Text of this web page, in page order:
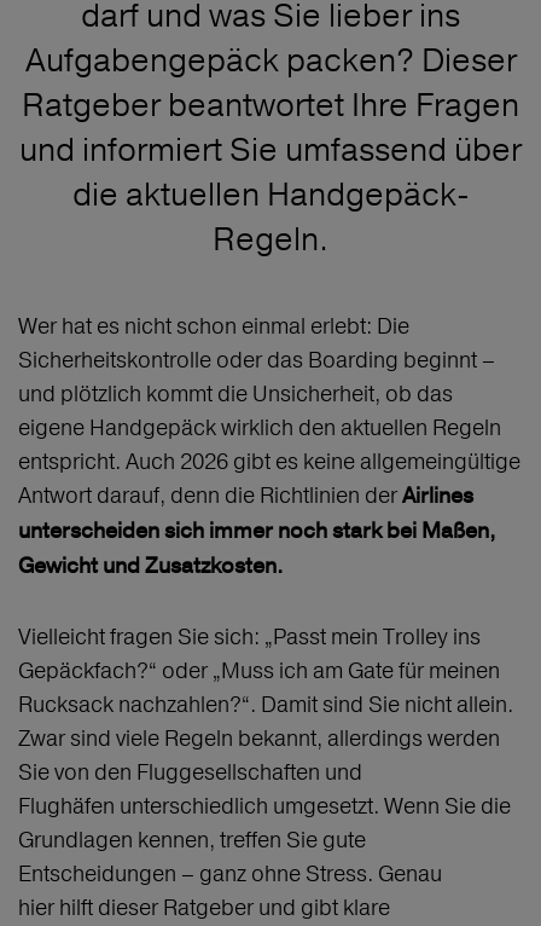
darf und was Sie lieber ins
Aufgabengepäck packen? Dieser
Ratgeber beantwortet Ihre Fragen
und informiert Sie umfassend über
die aktuellen Handgepäck-
Regeln.
Wer hat es nicht schon einmal erlebt: Die
Sicherheitskontrolle oder das Boarding beginnt –
und plötzlich kommt die Unsicherheit, ob das
eigene Handgepäck wirklich den aktuellen Regeln
entspricht. Auch 2026 gibt es keine allgemeingültige
Antwort darauf, denn die Richtlinien derAirlines
unterscheiden sich immer noch stark bei Maßen,
Gewicht und Zusatzkosten.
Vielleicht fragen Sie sich: „Passt mein Trolley ins
Gepäckfach?“ oder „Muss ich am Gate für meinen
Rucksack nachzahlen?“. Damit sind Sie nicht allein.
Zwar sind viele Regeln bekannt, allerdings werden
Sie von den Fluggesellschaften und
Flughäfen unterschiedlich umgesetzt. Wenn Sie die
Grundlagen kennen, treffen Sie gute
Entscheidungen – ganz ohne Stress. Genau
hier hilft dieser Ratgeber und gibt klare